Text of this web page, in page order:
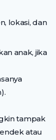
lokasi, dan
anak, jika
tampak
atau